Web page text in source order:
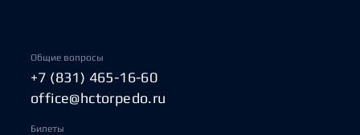
Общие вопросы
+7 (831) 465-16-60
office@hctorpedo.ru
Билеты